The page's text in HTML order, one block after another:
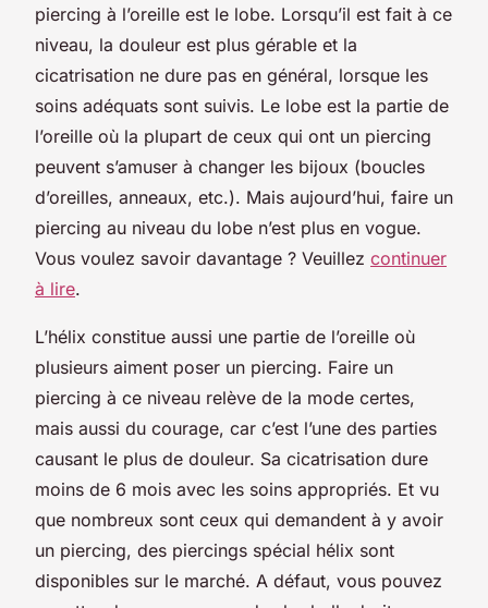
piercing à l’oreille est le lobe. Lorsqu’il est fait à ce
niveau, la douleur est plus gérable et la
cicatrisation ne dure pas en général, lorsque les
soins adéquats sont suivis. Le lobe est la partie de
l’oreille où la plupart de ceux qui ont un piercing
peuvent s’amuser à changer les bijoux (boucles
d’oreilles, anneaux, etc.). Mais aujourd’hui, faire un
piercing au niveau du lobe n’est plus en vogue.
Vous voulez savoir davantage ? Veuillez continuer
à lire.
L’hélix constitue aussi une partie de l’oreille où
plusieurs aiment poser un piercing. Faire un
piercing à ce niveau relève de la mode certes,
mais aussi du courage, car c’est l’une des parties
causant le plus de douleur. Sa cicatrisation dure
moins de 6 mois avec les soins appropriés. Et vu
que nombreux sont ceux qui demandent à y avoir
un piercing, des piercings spécial hélix sont
disponibles sur le marché. A défaut, vous pouvez